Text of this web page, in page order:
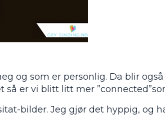
og som er personlig. Da blir
er vi blitt litt mer
bilder. Jeg gjør det hyppig, og